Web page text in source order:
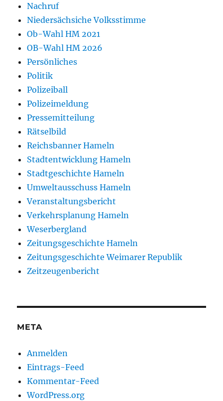
Nachruf
Niedersächsiche Volksstimme
Ob-Wahl HM 2021
OB-Wahl HM 2026
Persönliches
Politik
Polizeiball
Polizeimeldung
Pressemitteilung
Rätselbild
Reichsbanner Hameln
Stadtentwicklung Hameln
Stadtgeschichte Hameln
Umweltausschuss Hameln
Veranstaltungsbericht
Verkehrsplanung Hameln
Weserbergland
Zeitungsgeschichte Hameln
Zeitungsgeschichte Weimarer Republik
Zeitzeugenbericht
META
Anmelden
Eintrags-Feed
Kommentar-Feed
WordPress.org